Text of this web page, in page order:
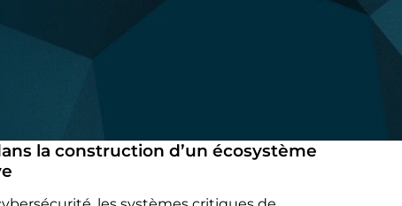
la construction d’un écosystème